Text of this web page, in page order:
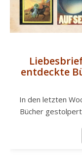
entdeckte
In den letzten
Bücher